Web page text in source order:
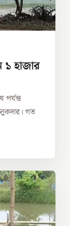
১ হাজার
পর্যন্ত
গত